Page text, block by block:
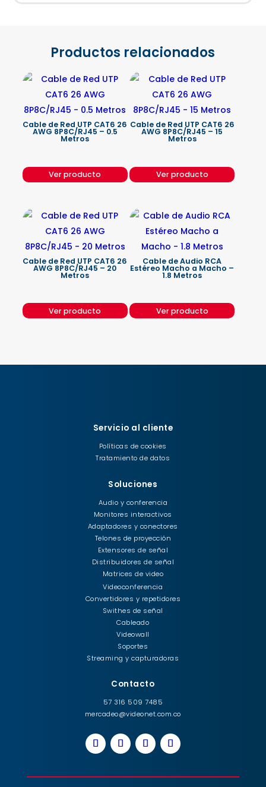
Productos relacionados
Cable de Red UTP CAT6 26
AWG 8P8C/RJ45 – 0.5
Metros
Ver producto
Cable de Red UTP CAT6 26
AWG 8P8C/RJ45 – 15
Metros
Ver producto
Cable de Red UTP CAT6 26
AWG 8P8C/RJ45 – 20
Metros
Ver producto
Cable de Audio RCA
Estéreo Macho a Macho –
1.8 Metros
Ver producto
Servicio al cliente
Políticas de cookies
Tratamiento de datos
Soluciones
Audio y conferencia
Monitores interactivos
Adaptadores y conectores
Telones de proyección
Extensores de señal
Distribuidores de señal
Matrices de video
Videoconferencia
Convertidores y repetidores
Swithes de señal
Cableado
Videowall
Soportes
Streaming y capturadoras
Contacto
57 316 509 7485
mercadeo@videonet.com.co